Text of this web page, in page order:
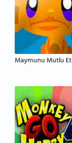
Maymunu Mutlu Et